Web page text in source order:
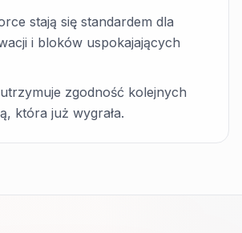
stają się standardem dla
i bloków uspokajających
zgodność kolejnych
która już wygrała.